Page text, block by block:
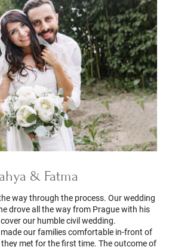
& Fatma
way through the process. Our wedding
drove all the way from Prague with his
our humble civil wedding.
our families comfortable in-front of
met for the first time. The outcome of